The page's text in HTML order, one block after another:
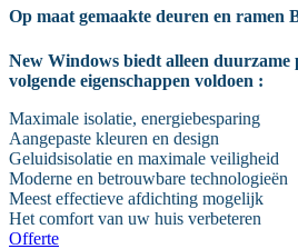
Op maat gemaakte deuren en ramen
New Windows biedt alleen duurzame
volgende eigenschappen voldoen :
Maximale isolatie, energiebesparing
Aangepaste kleuren en design
Geluidsisolatie en maximale veiligheid
Moderne en betrouwbare technologieën
Meest effectieve afdichting mogelijk
Het comfort van uw huis verbeteren
Offerte